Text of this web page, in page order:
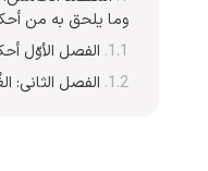
وما یلحق به من
الفصل الأوّل
الفصل الثانی: